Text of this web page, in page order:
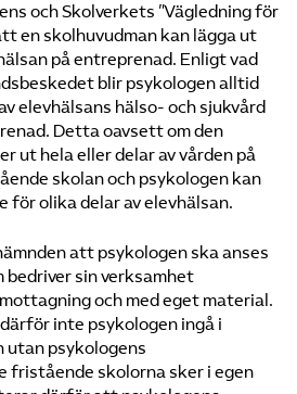
och Skolverkets ”Vägledning för
en skolhuvudman kan lägga ut
på entreprenad. Enligt vad
blir psykologen alltid
elevhälsans hälso- och sjukvård
Detta oavsett om den
ut hela eller delar av vården på
skolan och psykologen kan
för olika delar av elevhälsan.
att psykologen ska anses
bedriver sin verksamhet
och med eget material.
inte psykologen ingå i
utan psykologens
fristående skolorna sker i egen